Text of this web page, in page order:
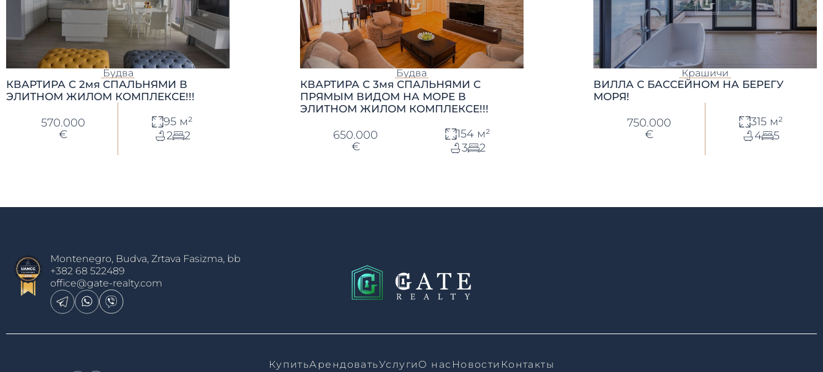
Будва
КВАРТИРА С 2мя СПАЛЬНЯМИ В
ЭЛИТНОМ ЖИЛОМ КОМПЛЕКСЕ!!!
570.000
€
95 м²
2
2
Будва
КВАРТИРА С 3мя СПАЛЬНЯМИ С
ПРЯМЫМ ВИДОМ НА МОРЕ В
ЭЛИТНОМ ЖИЛОМ КОМПЛЕКСЕ!!!
650.000
€
154 м²
3
2
Крашичи
ВИЛЛА С БАССЕЙНОМ НА БЕРЕГУ
МОРЯ!
750.000
€
315 м²
4
5
Montenegro, Budva, Zrtava Fasizma, bb
+382 68 522489
office@gate-realty.com
КупитьАрендоватьУслугиО нас Новости Контакты